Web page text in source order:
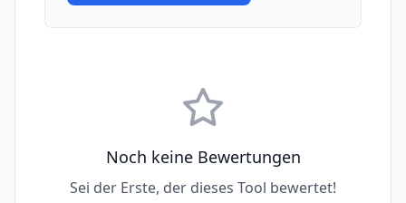
Noch keine Bewertungen
Sei der Erste, der dieses Tool bewertet!